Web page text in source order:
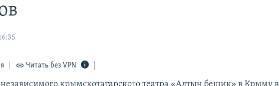
Читать без VPN